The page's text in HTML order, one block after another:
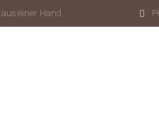
einer Hand